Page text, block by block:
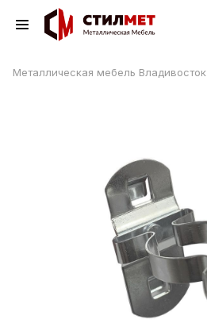
Металлическая мебель Владивосток